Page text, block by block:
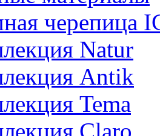
черепица
Natur
Antik
Tema